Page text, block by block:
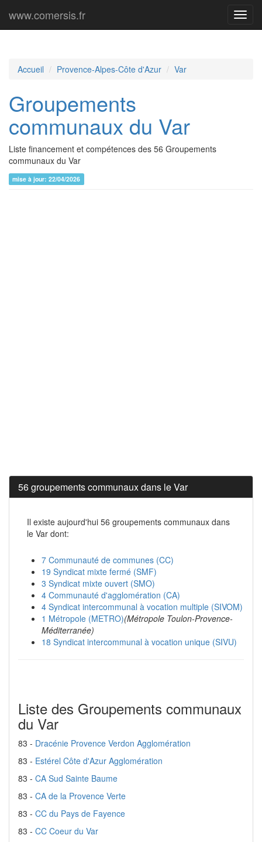
Menu
www.comersis.fr
Accueil Provence-Alpes-Côte d'Azur Var
Groupements
communaux du Var
Liste financement et compétences des 56 Groupements
communaux du Var
mise à jour: 22/04/2026
56 groupements communaux dans le Var
Il existe aujourd'hui 56 groupements communaux dans
le Var dont:
7 Communauté de communes (CC)
19 Syndicat mixte fermé (SMF)
3 Syndicat mixte ouvert (SMO)
4 Communauté d'agglomération (CA)
4 Syndicat intercommunal à vocation multiple (SIVOM)
1 Métropole (METRO)(Métropole Toulon-Provence-
Méditerranée)
18 Syndicat intercommunal à vocation unique (SIVU)
Liste des Groupements communaux
du Var
83 - Dracénie Provence Verdon Agglomération
83 - Estérel Côte d'Azur Agglomération
83 - CA Sud Sainte Baume
83 - CA de la Provence Verte
83 - CC du Pays de Fayence
83 - CC Coeur du Var